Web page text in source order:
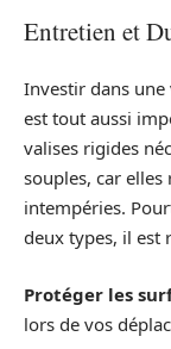
Entretien et
Investir dans une
est tout aussi
valises rigides
souples, car
intempéries.
deux types, il est
Protéger les
lors de vos